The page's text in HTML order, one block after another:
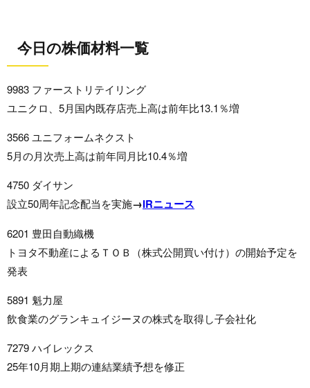
今日の株価材料一覧
9983 ファーストリテイリング
ユニクロ、5月国内既存店売上高は前年比13.1％増
3566 ユニフォームネクスト
5月の月次売上高は前年同月比10.4％増
4750 ダイサン
設立50周年記念配当を実施→IRニュース
6201 豊田自動織機
トヨタ不動産によるＴＯＢ（株式公開買い付け）の開始予定を
発表
5891 魁力屋
飲食業のグランキュイジーヌの株式を取得し子会社化
7279 ハイレックス
25年10月期上期の連結業績予想を修正